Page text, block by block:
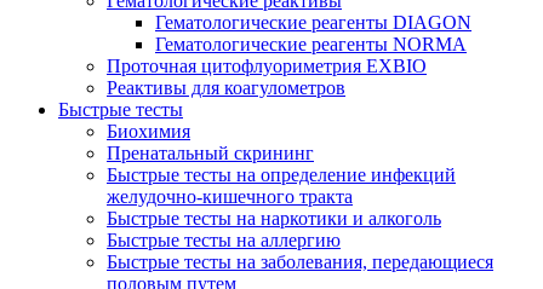
Гематологические реагенты DIAGON
Гематологические реагенты NORMA
Проточная цитофлуориметрия EXBIO
Реактивы для коагулометров
Быстрые тесты
Биохимия
Пренатальный скрининг
Быстрые тесты на определение инфекций
желудочно-кишечного тракта
Быстрые тесты на наркотики и алкоголь
Быстрые тесты на аллергию
Быстрые тесты на заболевания, передающиеся
половым путем